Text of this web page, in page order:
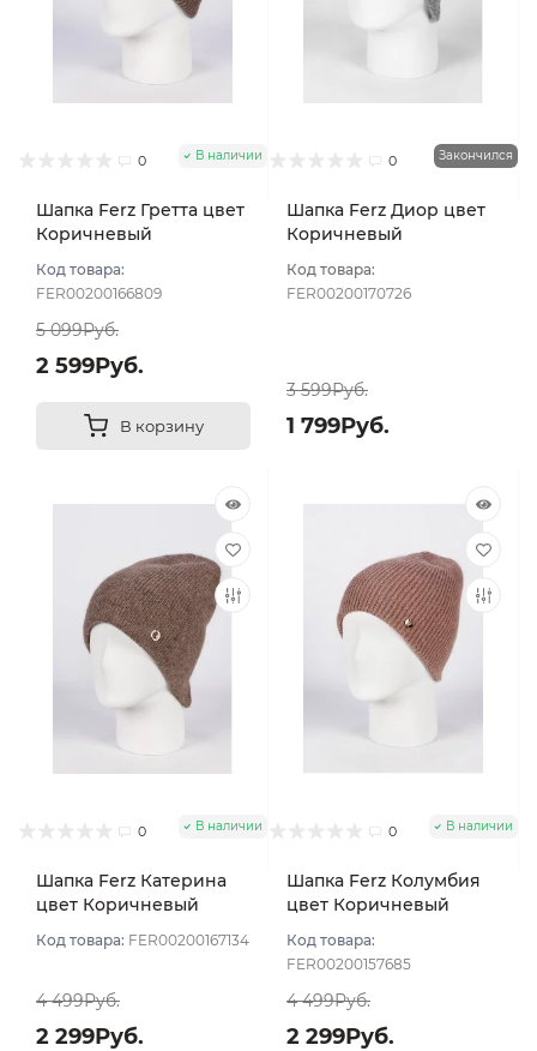
0 В наличии
Шапка Ferz Гретта цвет
Коричневый
Код товара:
FER00200166809
5 099Руб.
2 599Руб.
В корзину
0 Закончился
Шапка Ferz Диор цвет
Коричневый
Код товара:
FER00200170726
3 599Руб.
1 799Руб.
0 В наличии
Шапка Ferz Катерина
цвет Коричневый
Код товара: FER00200167134
4 499Руб.
2 299Руб.
0 В наличии
Шапка Ferz Колумбия
цвет Коричневый
Код товара:
FER00200157685
4 499Руб.
2 299Руб.